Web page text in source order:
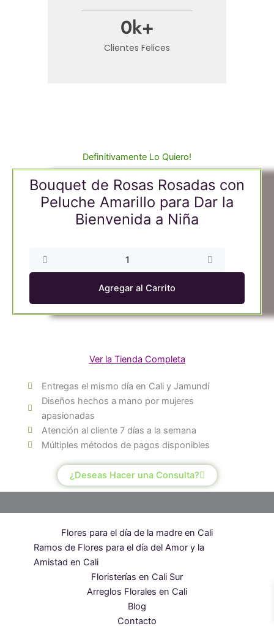
Clientes Felices
0k+
Definitivamente Lo Quiero!
Bouquet de Rosas Rosadas con
Peluche Amarillo para Dar la
Bienvenida a Niña
con
la
Bienvenida
a
Niña
cantidad
Agregar al Carrito
Ver la Tienda Completa
Entregas el mismo día en Cali y Jamundí
Diseños hechos a mano por mujeres
apasionadas
Atención al cliente 7 días a la semana
Múltiples métodos de pagos disponibles
¿Deseas Hacer una Consulta?
Flores para el día de la madre en Cali
Ramos de Flores para el día del Amor y la
Amistad en Cali
Floristerías en Cali Sur
Arreglos Florales en Cali
Blog
Contacto